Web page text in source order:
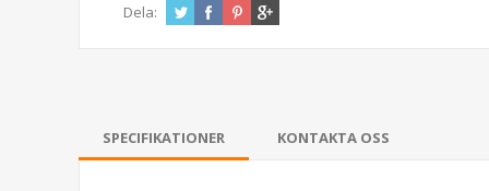
Dela:
SPECIFIKATIONER KONTAKTA OSS